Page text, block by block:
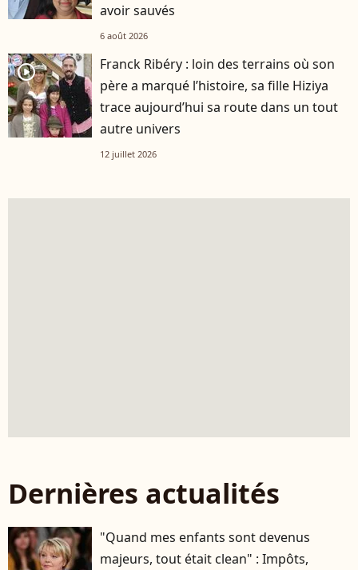
avoir sauvés
6 août 2026
player2
Franck Ribéry : loin des terrains où son
père a marqué l’histoire, sa fille Hiziya
trace aujourd’hui sa route dans un tout
autre univers
12 juillet 2026
Dernières actualités
"Quand mes enfants sont devenus
majeurs, tout était clean" : Impôts,